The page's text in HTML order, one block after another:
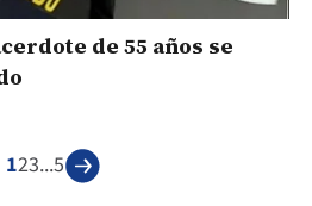
de 55 años se
123...5